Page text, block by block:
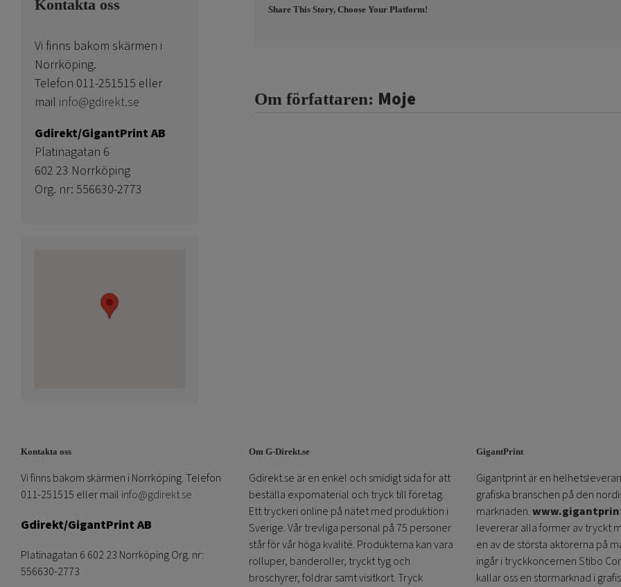
Share This Story, Choose Your Platform!
Om författaren: Moje
Kontakta oss
Vi finns bakom skärmen i
Norrköping.
Telefon 011-251515 eller
mail info@gdirekt.se
Gdirekt/GigantPrint AB
Platinagatan 6
602 23 Norrköping
Org. nr: 556630-2773
Kontakta oss
Vi finns bakom skärmen i Norrköping. Telefon
011-251515 eller mail info@gdirekt.se
Gdirekt/GigantPrint AB
Platinagatan 6 602 23 Norrköping Org. nr:
556630-2773
Om G-Direkt.se
Gdirekt.se är en enkel och smidigt sida för att
beställa expomaterial och tryck till företag.
Ett tryckeri online på nätet med produktion i
Sverige. Vår trevliga personal på 75 personer
står för vår höga kvalité. Produkterna kan vara
rolluper, banderoller, tryckt tyg och
broschyrer, foldrar samt visitkort. Tryck
GigantPrint
Gigantprint är en
grafiska branschen på den
marknaden.
levererar alla former av tryckt
en av de största aktörerna på
ingår i tryckkoncernen Stibo
kallar oss en stormarknad i